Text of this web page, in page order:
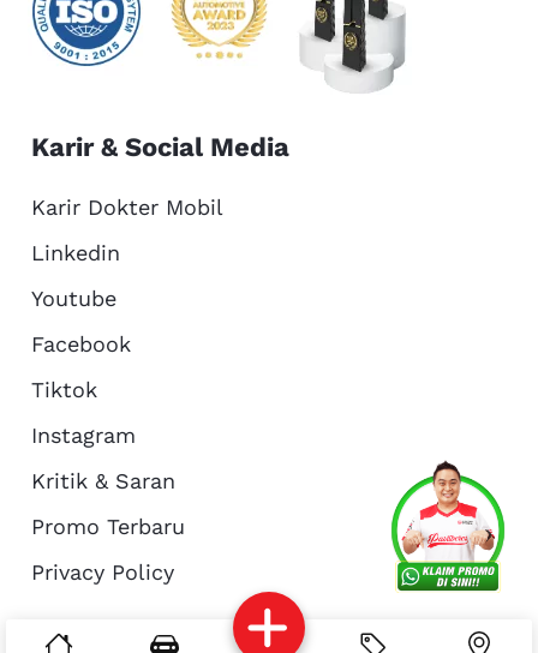
About Us
Reservasi Article
Karir & Social Media
Karir Dokter Mobil
Linkedin
Youtube
Facebook
Tiktok
Instagram
Kritik & Saran
Promo Terbaru
Privacy Policy